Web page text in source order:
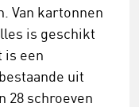
Van kartonnen
is geschikt
is een
uit
28 schroeven